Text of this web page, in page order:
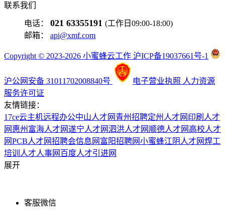
联系我们
电话： 021 63355191 (工作日09:00-18:00)
邮箱： api@xmf.com
Copyright © 2023-2026 小蜜蜂云工作 沪ICP备19037661号-1
沪公网安备 31011702008840号 电子营业执照 人力资源
服务许可证
友情链接：
17ce云主机远程办公中山人才网 青州招聘定州人才网 印刷人才
网 惠州富海人才网遂宁人才网泗洪人才网 顺德人才网 高校人才
网PCB人才网招聘会信息网 富阳招聘网小蜜蜂江阴人才网焊工
培训 人才人事网 百度人才引进网
展开
客服微信